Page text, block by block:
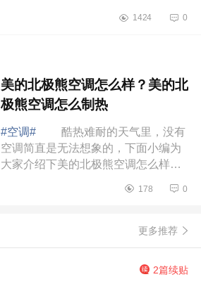
调续命的我对空调要求还是蛮高的，
1424 0
美的北极熊空调怎么样？美的北
极熊空调怎么制热
#空调#
酷热难耐的天气里，没有
空调简直是无法想象的，下面小编为
大家介绍下美的北极熊空调怎么样？
极熊空调怎么样 美的这款北极熊
178 0
更多推荐
2篇续贴